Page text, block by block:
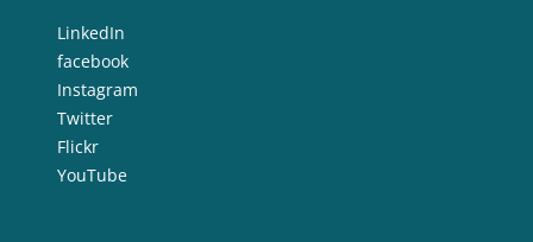
LinkedIn
facebook
Instagram
Twitter
Flickr
YouTube